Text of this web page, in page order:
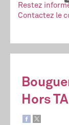
Restez
Contactez le
Hors